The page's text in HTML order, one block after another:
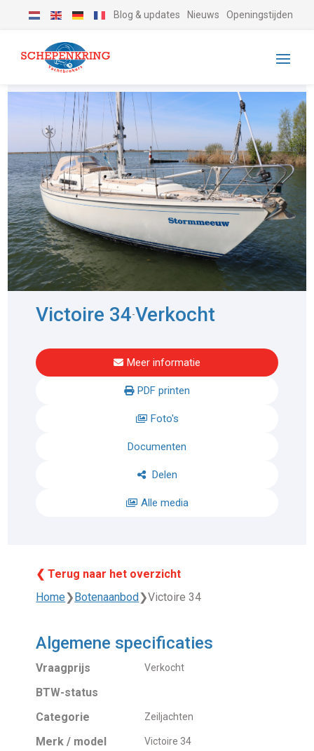
Blog & updates Nieuws Openingstijden
Victoire 34-Verkocht
Meer informatie
PDF printen
Foto's
Documenten
Delen
Alle media
❮ Terug naar het overzicht
Home❯Botenaanbod❯Victoire 34
Algemene specificaties
Vraagprijs Verkocht
BTW-status
Categorie
Zeiljachten
Merk / model Victoire 34